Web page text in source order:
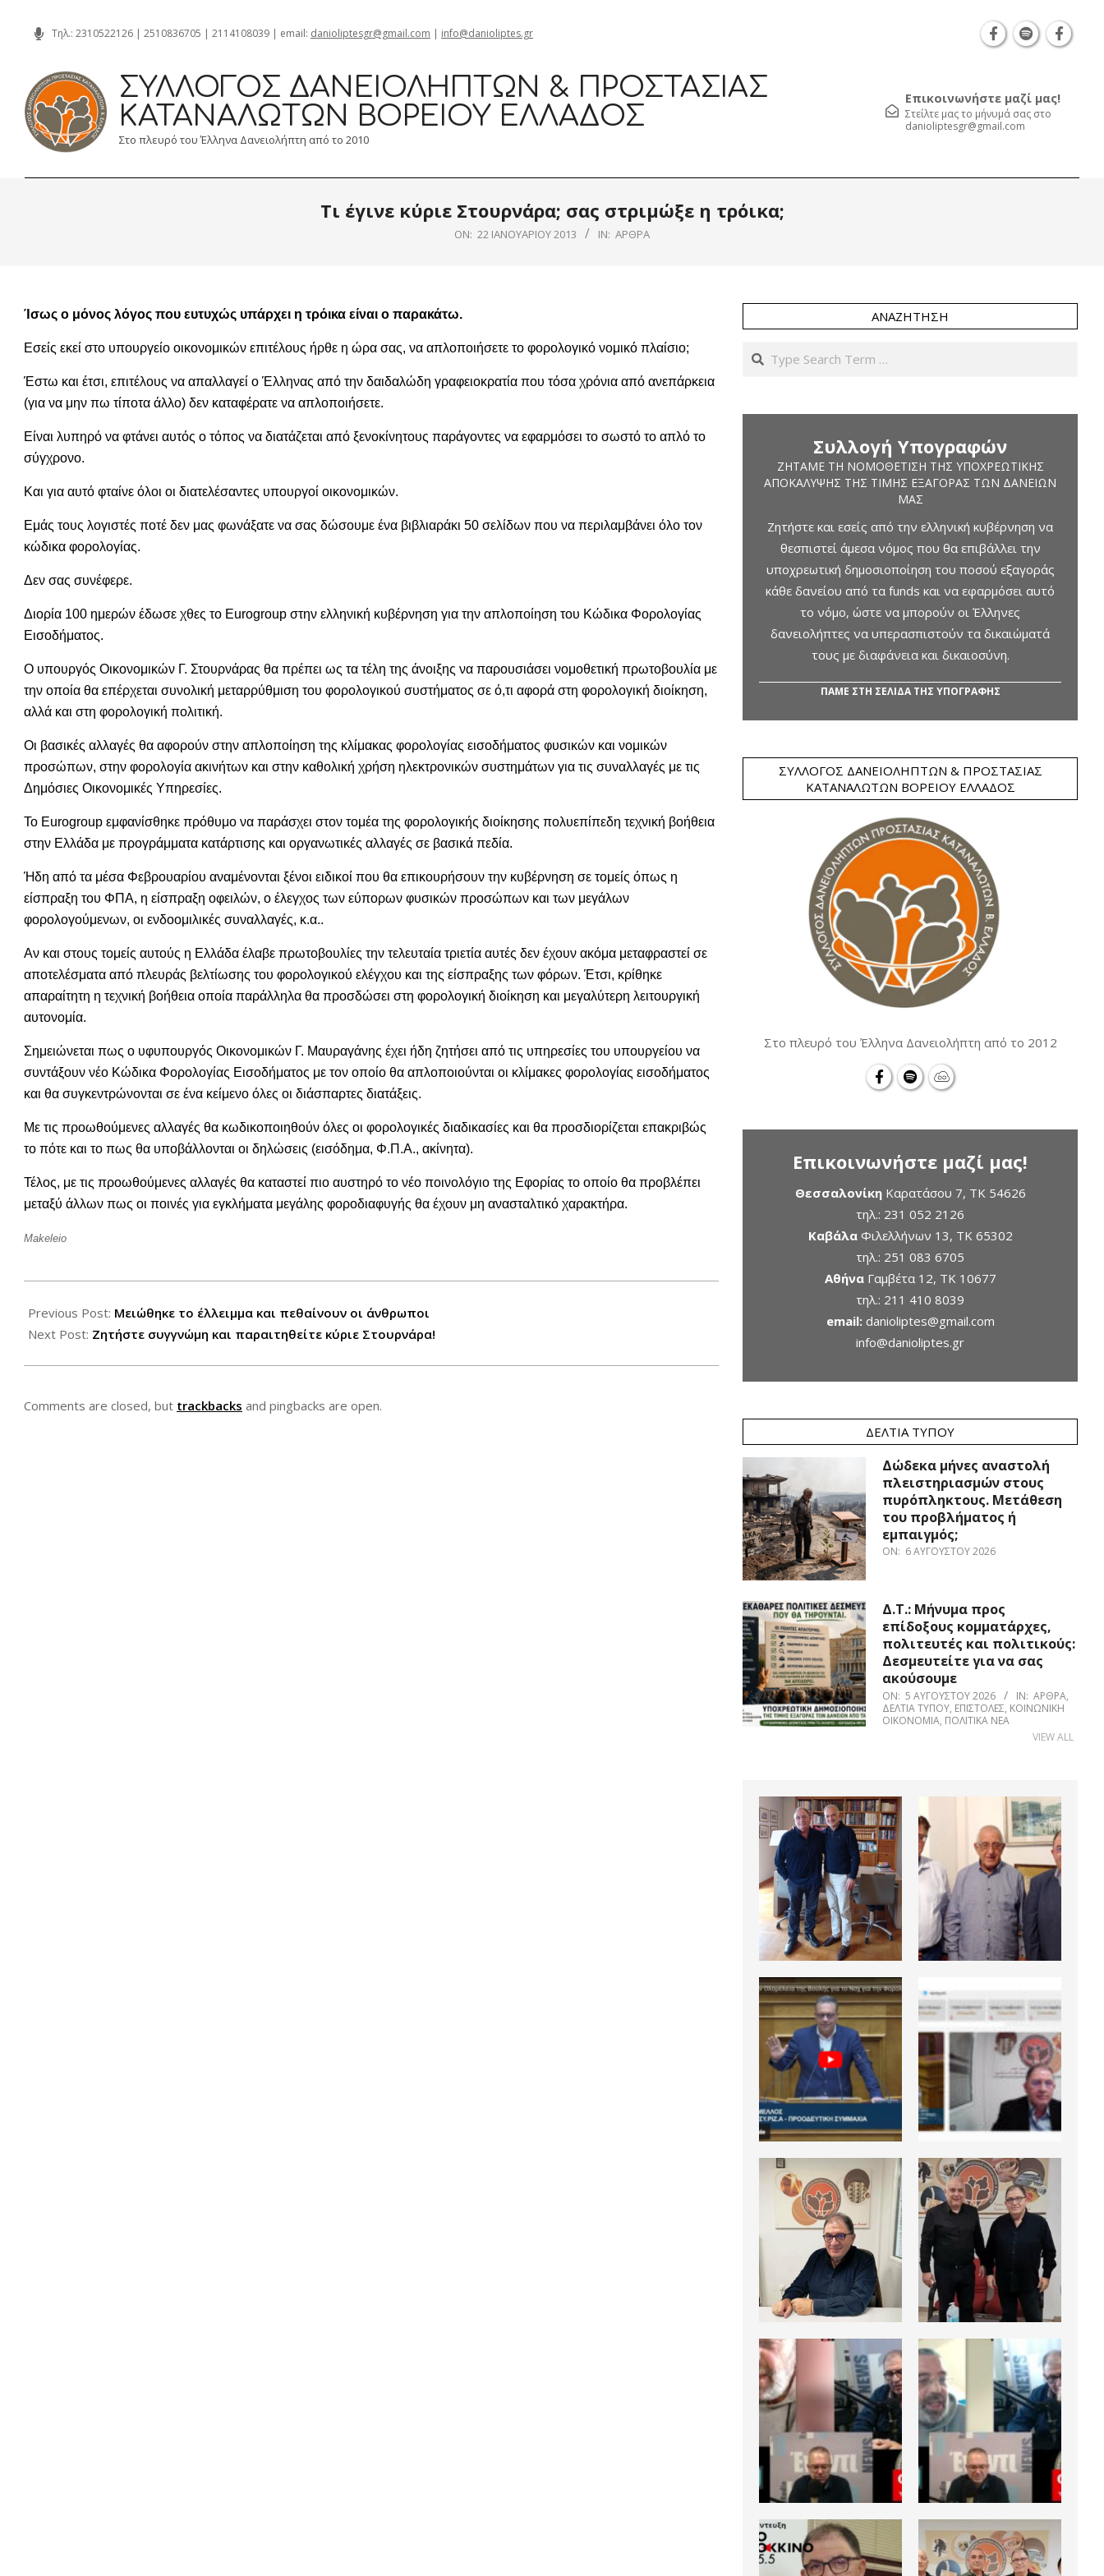
content
Τηλ.: 2310522126 | 2510836705 | 2114108039 | email: danioliptesgr@gmail.com | info@danioliptes.gr
ΣΎΛΛΟΓΟΣ ΔΑΝΕΙΟΛΗΠΤΏΝ & ΠΡΟΣΤΑΣΊΑΣ
ΚΑΤΑΝΑΛΩΤΏΝ ΒΟΡΕΊΟΥ ΕΛΛΆΔΟΣ
Στο πλευρό του Έλληνα Δανειολήπτη από το 2010
Επικοινωνήστε μαζί μας!
Στείλτε μας το μήνυμά σας στο
danioliptesgr@gmail.com
Τι έγινε κύριε Στουρνάρα; σας στριμώξε η τρόικα;
ON: 22 ΙΑΝΟΥΑΡΊΟΥ 2013 IN: ΆΡΘΡΑ
Ίσως ο μόνος λόγος που ευτυχώς υπάρχει η τρόικα είναι ο παρακάτω.
Εσείς εκεί στο υπουργείο οικονομικών επιτέλους ήρθε η ώρα σας, να απλοποιήσετε το φορολογικό νομικό πλαίσιο;
Έστω και έτσι, επιτέλους να απαλλαγεί ο Έλληνας από την δαιδαλώδη γραφειοκρατία που τόσα χρόνια από ανεπάρκεια
(για να μην πω τίποτα άλλο) δεν καταφέρατε να απλοποιήσετε.
Είναι λυπηρό να φτάνει αυτός ο τόπος να διατάζεται από ξενοκίνητους παράγοντες να εφαρμόσει το σωστό το απλό το
σύγχρονο.
Και για αυτό φταίνε όλοι οι διατελέσαντες υπουργοί οικονομικών.
Εμάς τους λογιστές ποτέ δεν μας φωνάξατε να σας δώσουμε ένα βιβλιαράκι 50 σελίδων που να περιλαμβάνει όλο τον
κώδικα φορολογίας.
Δεν σας συνέφερε.
Διορία 100 ημερών έδωσε χθες το Eurogroup στην ελληνική κυβέρνηση για την απλοποίηση του Κώδικα Φορολογίας
Εισοδήματος.
Ο υπουργός Οικονομικών Γ. Στουρνάρας θα πρέπει ως τα τέλη της άνοιξης να παρουσιάσει νομοθετική πρωτοβουλία με
την οποία θα επέρχεται συνολική μεταρρύθμιση του φορολογικού συστήματος σε ό,τι αφορά στη φορολογική διοίκηση,
αλλά και στη φορολογική πολιτική.
Οι βασικές αλλαγές θα αφορούν στην απλοποίηση της κλίμακας φορολογίας εισοδήματος φυσικών και νομικών
προσώπων, στην φορολογία ακινήτων και στην καθολική χρήση ηλεκτρονικών συστημάτων για τις συναλλαγές με τις
Δημόσιες Οικονομικές Υπηρεσίες.
Το Eurogroup εμφανίσθηκε πρόθυμο να παράσχει στον τομέα της φορολογικής διοίκησης πολυεπίπεδη τεχνική βοήθεια
στην Ελλάδα με προγράμματα κατάρτισης και οργανωτικές αλλαγές σε βασικά πεδία.
Ήδη από τα μέσα Φεβρουαρίου αναμένονται ξένοι ειδικοί που θα επικουρήσουν την κυβέρνηση σε τομείς όπως η
είσπραξη του ΦΠΑ, η είσπραξη οφειλών, ο έλεγχος των εύπορων φυσικών προσώπων και των μεγάλων
φορολογούμενων, οι ενδοομιλικές συναλλαγές, κ.α..
Αν και στους τομείς αυτούς η Ελλάδα έλαβε πρωτοβουλίες την τελευταία τριετία αυτές δεν έχουν ακόμα μεταφραστεί σε
αποτελέσματα από πλευράς βελτίωσης του φορολογικού ελέγχου και της είσπραξης των φόρων. Έτσι, κρίθηκε
απαραίτητη η τεχνική βοήθεια οποία παράλληλα θα προσδώσει στη φορολογική διοίκηση και μεγαλύτερη λειτουργική
αυτονομία.
Σημειώνεται πως ο υφυπουργός Οικονομικών Γ. Μαυραγάνης έχει ήδη ζητήσει από τις υπηρεσίες του υπουργείου να
συντάξουν νέο Κώδικα Φορολογίας Εισοδήματος με τον οποίο θα απλοποιούνται οι κλίμακες φορολογίας εισοδήματος
και θα συγκεντρώνονται σε ένα κείμενο όλες οι διάσπαρτες διατάξεις.
Με τις προωθούμενες αλλαγές θα κωδικοποιηθούν όλες οι φορολογικές διαδικασίες και θα προσδιορίζεται επακριβώς
το πότε και το πως θα υποβάλλονται οι δηλώσεις (εισόδημα, Φ.Π.Α., ακίνητα).
Τέλος, με τις προωθούμενες αλλαγές θα καταστεί πιο αυστηρό το νέο ποινολόγιο της Εφορίας το οποίο θα προβλέπει
μεταξύ άλλων πως οι ποινές για εγκλήματα μεγάλης φοροδιαφυγής θα έχουν μη ανασταλτικό χαρακτήρα.
Makeleio
01-
22
Previous Post: Μειώθηκε το έλλειμμα και πεθαίνουν οι άνθρωποι
Next Post: Ζητήστε συγγνώμη και παραιτηθείτε κύριε Στουρνάρα!
Comments are closed, but trackbacks and pingbacks are open.
ΑΝΑΖΉΤΗΣΗ
Search
Συλλογή Υπογραφών
ΖΗΤΆΜΕ ΤΗ ΝΟΜΟΘΈΤΙΣΗ ΤΗΣ ΥΠΟΧΡΕΩΤΙΚΉΣ
ΑΠΟΚΆΛΥΨΗΣ ΤΗΣ ΤΙΜΉΣ ΕΞΑΓΟΡΆΣ ΤΩΝ ΔΑΝΕΊΩΝ
ΜΑΣ
Ζητήστε και εσείς από την ελληνική κυβέρνηση να
θεσπιστεί άμεσα νόμος που θα επιβάλλει την
υποχρεωτική δημοσιοποίηση του ποσού εξαγοράς
κάθε δανείου από τα funds και να εφαρμόσει αυτό
το νόμο, ώστε να μπορούν οι Έλληνες
δανειολήπτες να υπερασπιστούν τα δικαιώματά
τους με διαφάνεια και δικαιοσύνη.
ΠΑΜΕ ΣΤΗ ΣΕΛΙΔΑ ΤΗΣ ΥΠΟΓΡΑΦΗΣ
ΣΎΛΛΟΓΟΣ ΔΑΝΕΙΟΛΗΠΤΏΝ & ΠΡΟΣΤΑΣΊΑΣ
ΚΑΤΑΝΑΛΩΤΏΝ ΒΟΡΕΊΟΥ ΕΛΛΆΔΟΣ
Στο πλευρό του Έλληνα Δανειολήπτη από το 2012
Επικοινωνήστε μαζί μας!
ΘεσσαλονίκηΚαρατάσου 7, TK 54626
τηλ.: 231 052 2126
ΚαβάλαΦιλελλήνων 13, ΤΚ 65302
τηλ.: 251 083 6705
ΑθήναΓαμβέτα 12, ΤΚ 10677
τηλ.: 211 410 8039
email: danioliptes@gmail.com
info@danioliptes.gr
ΔΕΛΤΊΑ ΤΎΠΟΥ
Δώδεκα μήνες αναστολή
πλειστηριασμών στους
πυρόπληκτους. Μετάθεση
του προβλήματος ή
εμπαιγμός;
ON: 6 ΑΥΓΟΎΣΤΟΥ 2026
Δ.Τ.: Μήνυμα προς
επίδοξους κομματάρχες,
πολιτευτές και πολιτικούς:
Δεσμευτείτε για να σας
ακούσουμε
ON: 5 ΑΥΓΟΎΣΤΟΥ 2026 IN: ΆΡΘΡΑ,
ΔΕΛΤΊΑ ΤΎΠΟΥ, ΕΠΙΣΤΟΛΈΣ, ΚΟΙΝΩΝΙΚΉ
ΟΙΚΟΝΟΜΊΑ, ΠΟΛΙΤΙΚΆ ΝΈΑ
VIEW ALL